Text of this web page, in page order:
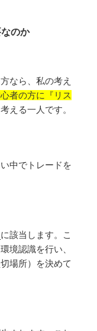
のか
なら、私の考え
者の方に『リス
える一人です。
中でトレードを
に該当します。こ
境認識を行い、
場所）を決めて